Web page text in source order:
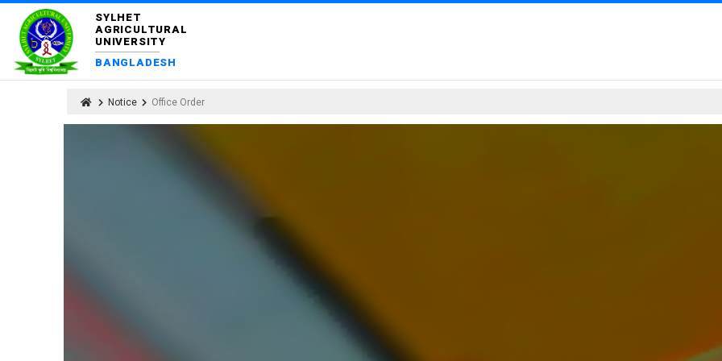
SYLHET
AGRICULTURAL
UNIVERSITY
BANGLADESH
Notice Office Order